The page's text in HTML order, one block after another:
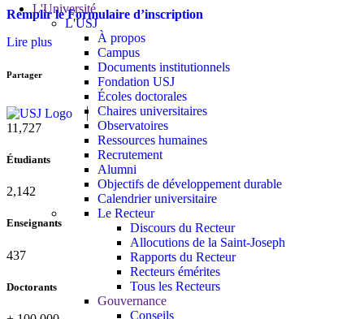
L'Université
L'USJ
À propos
Campus
Documents institutionnels
Fondation USJ
Écoles doctorales
Chaires universitaires
Observatoires
Ressources humaines
Recrutement
Alumni
Objectifs de développement durable
Calendrier universitaire
Le Recteur
Discours du Recteur
Allocutions de la Saint-Joseph
Rapports du Recteur
Recteurs émérites
Tous les Recteurs
Gouvernance
Conseils
Remplir le Formulaire d’inscription
Lire plus
Partager
11,727
Étudiants
2,142
Enseignants
437
Doctorants